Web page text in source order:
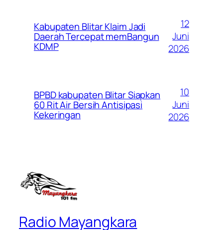
Kabupaten Blitar Klaim Jadi
Daerah Tercepat memBangun
KDMP
12
Juni
2026
BPBD kabupaten Blitar Siapkan
60 Rit Air Bersih Antisipasi
Kekeringan
10
Juni
2026
Radio Mayangkara